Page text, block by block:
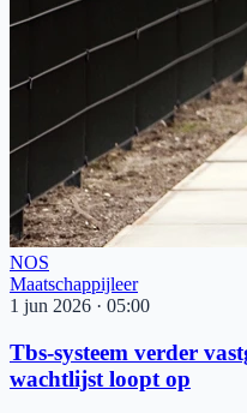
NOS
Maatschappijleer
1 jun 2026 · 05:00
Tbs-systeem verder
wachtlijst loopt op